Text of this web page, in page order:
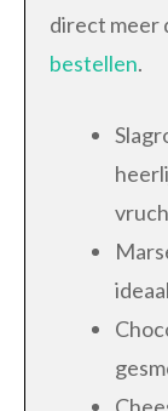
direct meer
bestellen.